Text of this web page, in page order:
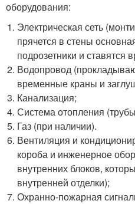
оборудования:
Электрическая сеть
прячется в стены
подрозетники и ставятся
Водопровод
временные краны и
Канализация;
Система отопления
Газ (при наличии).
Вентиляция и
короба и инженерное
внутренних блоков,
внутренней отделки);
Охранно-пожарная